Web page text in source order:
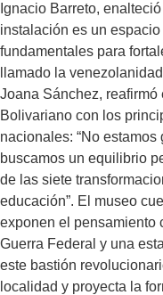
Ignacio Barreto,
instalación es un
fundamentales para
llamado la
Joana Sánchez,
Bolivariano con los
nacionales: “No
buscamos un equilibrio
de las siete
educación”. El museo
exponen el pensamiento
Guerra Federal y una
este bastión
localidad y proyecta la